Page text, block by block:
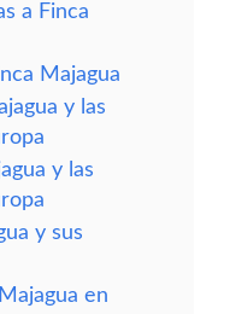
a Finca
Majagua
y las
y las
y sus
en